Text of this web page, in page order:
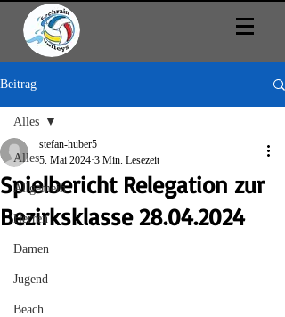
Beitrag
Alles
Allgemein
Herren
Damen
Jugend
Beach
Alles
Spielbericht Relegation zur
Bezirksklasse 28.04.2024
stefan-huber5
5. Mai 2024 3 Min. Lesezeit